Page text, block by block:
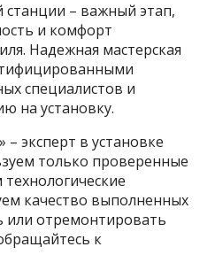
– важный этап,
и комфорт
Надежная мастерская
специалистов и
на установку.
эксперт в установке
только проверенные
качество выполненных
или отремонтировать
к